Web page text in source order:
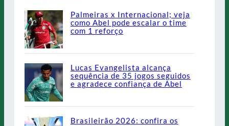
Palmeiras x Internacional; veja
como Abel pode escalar o time
com 1 reforço
Lucas Evangelista alcança
sequência de 35 jogos seguidos
e agradece confiança de Abel
Brasileirão 2026: confira os